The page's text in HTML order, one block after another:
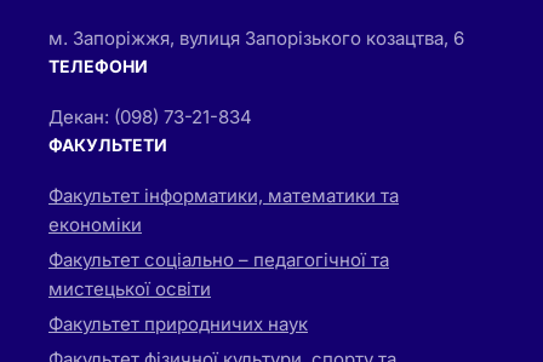
м. Запоріжжя, вулиця Запорізького козацтва, 6
ТЕЛЕФОНИ
Декан: (098) 73-21-834
ФАКУЛЬТЕТИ
Факультет інформатики, математики та
економіки
Факультет соціально – педагогічної та
мистецької освіти
Факультет природничих наук